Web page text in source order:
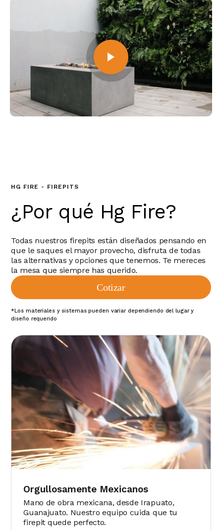
HG FIRE - FIREPITS
¿Por qué Hg Fire?
Todas nuestros firepits están diseñados pensando en
que le saques el mayor provecho, disfruta de todas
las alternativas y opciones que tenemos. Te mereces
la mesa que siempre has querido.
Cotizar
*Los materiales y sistemas pueden variar dependiendo del lugar y
diseño requerido
Orgullosamente Mexicanos
Mano de obra mexicana, desde Irapuato,
Guanajuato. Nuestro equipo cuida que tu
firepit quede perfecto.